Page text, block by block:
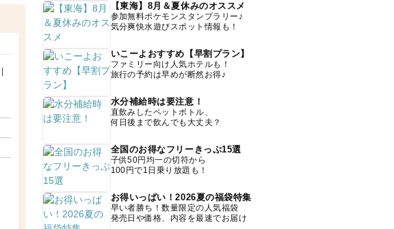
【東海】8月＆夏休みのオススメ
参加無料ポケモンスタンプラリー♪
気分爽快水遊びスポット情報も！
いこーよおすすめ【早割プラン】
ファミリー向け人気ホテルも！
旅行の予約は早めが断然お得♪
水分補給時は要注意！
直飲みしたペットボトル、
何日後まで飲んでも大丈夫？
全国のお得なフリーきっぷ15選
子供50円均一の切符から
100円で1日乗り放題も！
お得いっぱい！2026夏の福袋特集
早い者勝ち！数量限定の人気福袋
発売日や価格、内容を最速でお届け